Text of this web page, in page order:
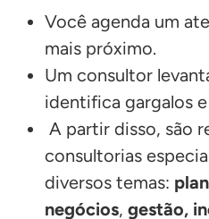
Você agenda um
mais próximo.
Um consultor
identifica gargalos
A partir disso, são
consultorias
diversos temas:
negócios, gestão,